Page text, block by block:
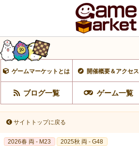
ゲームマーケットとは 開催概要＆アクセス
ブログ一覧 ゲーム一覧
サイトトップに戻る
2026春 両 - M23 2025秋 両 - G48